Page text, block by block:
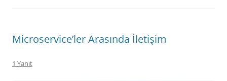
Microservice’ler Arasında İletişim
1 Yanıt